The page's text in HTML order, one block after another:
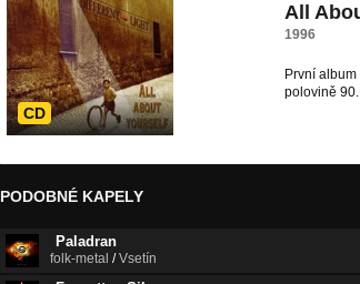
CD
All
1996
První
polovině
PODOBNÉ KAPELY
Paladran
folk-metal /Vsetín